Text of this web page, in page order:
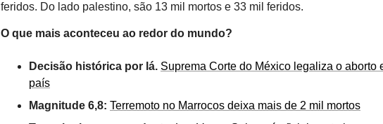
feridos. Do lado palestino, são 13 mil mortos e 33 mil feridos.
O que mais aconteceu ao redor do mundo?
Decisão histórica por lá. Suprema Corte do México legaliza o aborto
país
Magnitude 6,8: Terremoto no Marrocos deixa mais de 2 mil mortos